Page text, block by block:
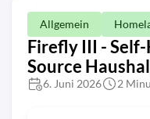
Allgemein
Firefly III -
Source
6. Juni 2026 2